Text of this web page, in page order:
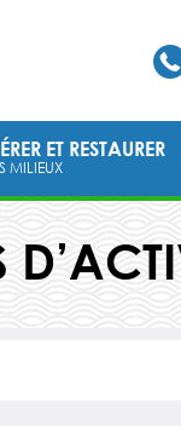
ET RESTAURER
MILIEUX